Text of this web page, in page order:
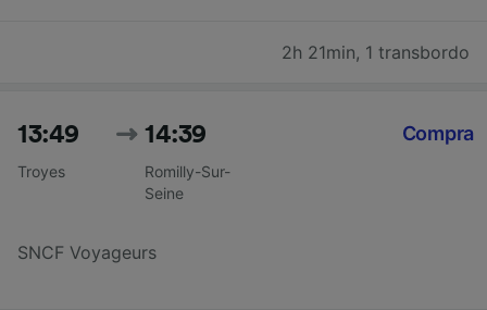
2h 21min, 1 transbordo
13:49
Troyes
14:39
Romilly-Sur-
Seine
SNCF Voyageurs
Compra